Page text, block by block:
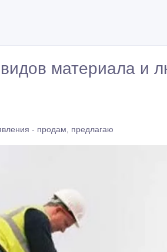
материала и
- продам, предлагаю